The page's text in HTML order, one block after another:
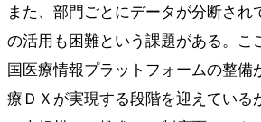
また、部門ごとにデータが分断され
の活用も困難という課題がある。こ
国医療情報プラットフォームの整備
療ＤＸが実現する段階を迎えている